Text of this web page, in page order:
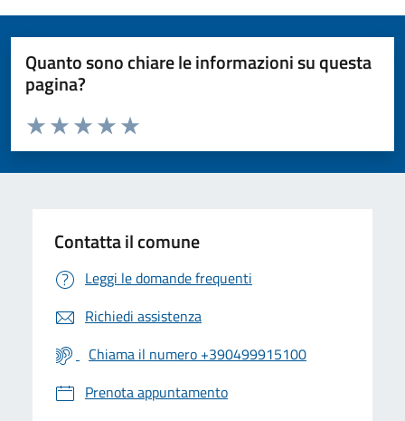
Quanto sono chiare le informazioni su questa
pagina?
Valuta da 1 a 5 stelle la pagina
Valuta 5 stelle su 5
Valuta 4 stelle su 5
Valuta 3 stelle su 5
Valuta 2 stelle su 5
Valuta 1 stelle su 5
Contatta il comune
Leggi le domande frequenti
Richiedi assistenza
Chiama il numero +390499915100
Prenota appuntamento